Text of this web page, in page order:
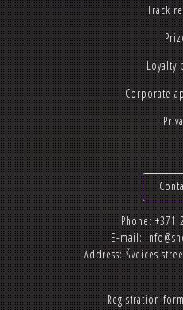
Track
Loyalty
Corporate
Phone:+371
E-mail:
Address: Šveices
Registration